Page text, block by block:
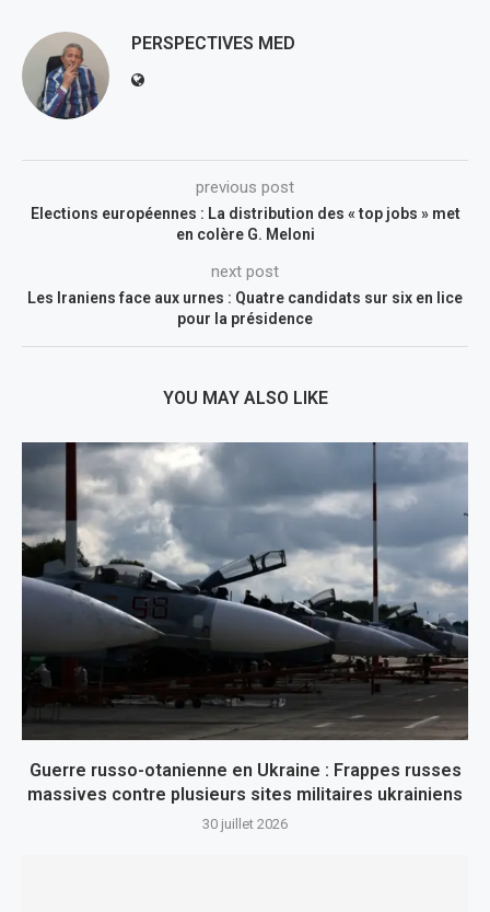
PERSPECTIVES MED
previous post
Elections européennes : La distribution des « top jobs » met
en colère G. Meloni
next post
Les Iraniens face aux urnes : Quatre candidats sur six en lice
pour la présidence
YOU MAY ALSO LIKE
Guerre russo-otanienne en Ukraine : Frappes russes
massives contre plusieurs sites militaires ukrainiens
30 juillet 2026